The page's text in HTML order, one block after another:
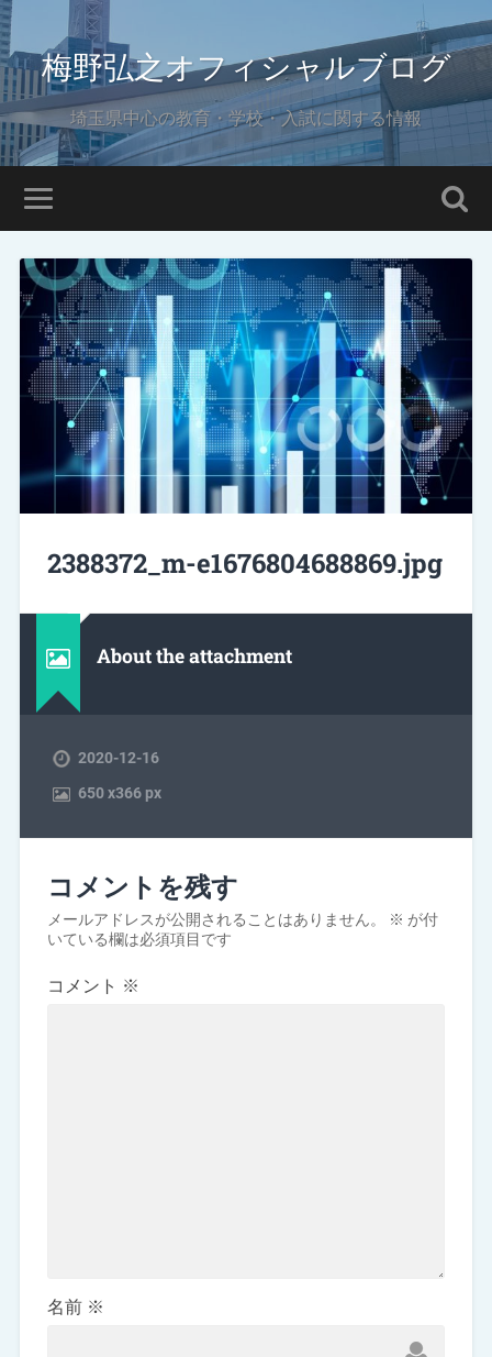
梅野弘之オフィシャルブログ
埼玉県中心の教育・学校・入試に関する情報
2388372_m-e1676804688869.jpg
About the attachment
2020-12-16
650x366 px
コメントを残す
メールアドレスが公開されることはありません。 ※ が付
いている欄は必須項目です
コメント ※
名前 ※